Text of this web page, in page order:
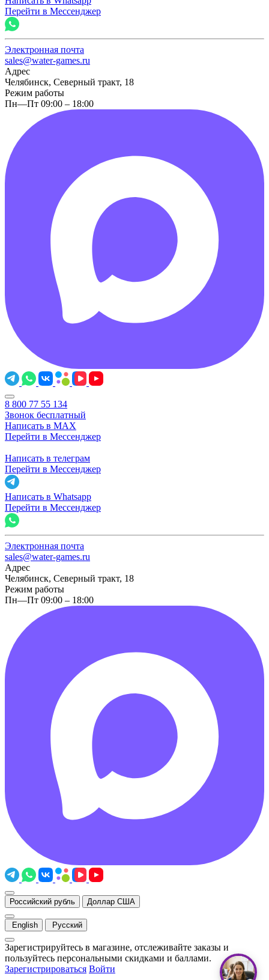
Перейти в Мессенджер
Электронная почта
sales@water-games.ru
Адрес
Челябинск, Северный тракт, 18
Режим работы
Пн—Пт 09:00 – 18:00
8 800 77 55 134
Звонок бесплатный
Написать в MAX
Перейти в Мессенджер
Написать в телеграм
Перейти в Мессенджер
Написать в Whatsapp
Перейти в Мессенджер
Электронная почта
sales@water-games.ru
Адрес
Челябинск, Северный тракт, 18
Режим работы
Пн—Пт 09:00 – 18:00
Российский рубль Доллар США
English Русский
Зарегистрируйтесь в магазине, отслеживайте заказы и
пользуйтесь персональными скидками и баллами.
Зарегистрироваться Войти